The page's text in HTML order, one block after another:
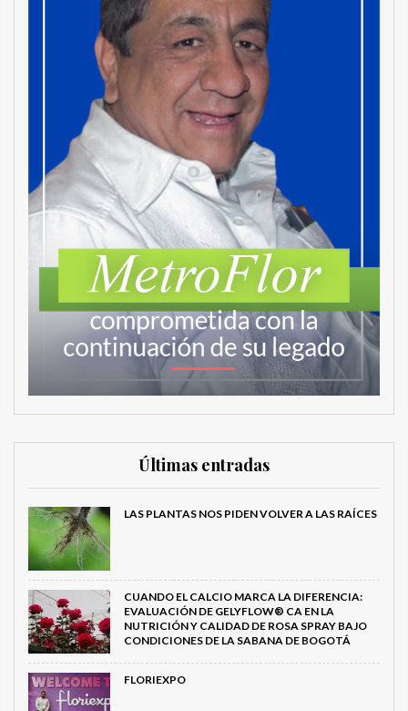
Últimas entradas
LAS PLANTAS NOS PIDEN VOLVER A LAS RAÍCES
CUANDO EL CALCIO MARCA LA DIFERENCIA:
EVALUACIÓN DE GELYFLOW® CA EN LA
NUTRICIÓN Y CALIDAD DE ROSA SPRAY BAJO
CONDICIONES DE LA SABANA DE BOGOTÁ
FLORIEXPO